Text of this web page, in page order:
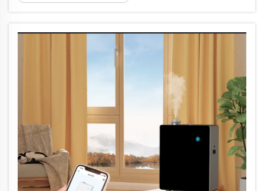
pamamagitan ng teknolohiya ng diffusion na
buong silid. Palaging nangyayari ang mga
partikulong ito ng mahahalagang langis...